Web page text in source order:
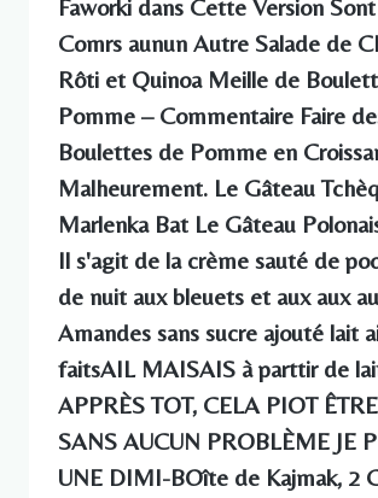
Faworki dans Cette Version
Comrs aunun Autre Salade de
Rôti et Quinoa Meille de
Pomme – Commentaire Faire
Boulettes de Pomme en
Malheurement. Le Gâteau
Marlenka Bat Le Gâteau
Il s'agit de la crème sauté de
de nuit aux bleuets et aux aux
Amandes sans sucre ajouté lait
faitsAIL MAISAIS à parttir de
APPRÈS TOT, CELA PIOT
SANS AUCUN PROBLÈME JE
UNE DIMI-BOîte de Kajmak, 2